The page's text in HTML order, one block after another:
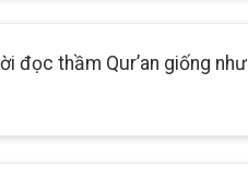
đọc thầm Qur’an giống như